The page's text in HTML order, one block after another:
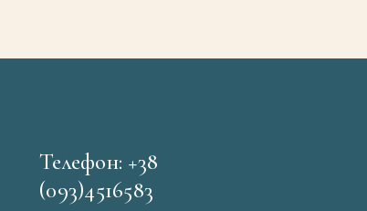
Телефон: +38
(093)4516583